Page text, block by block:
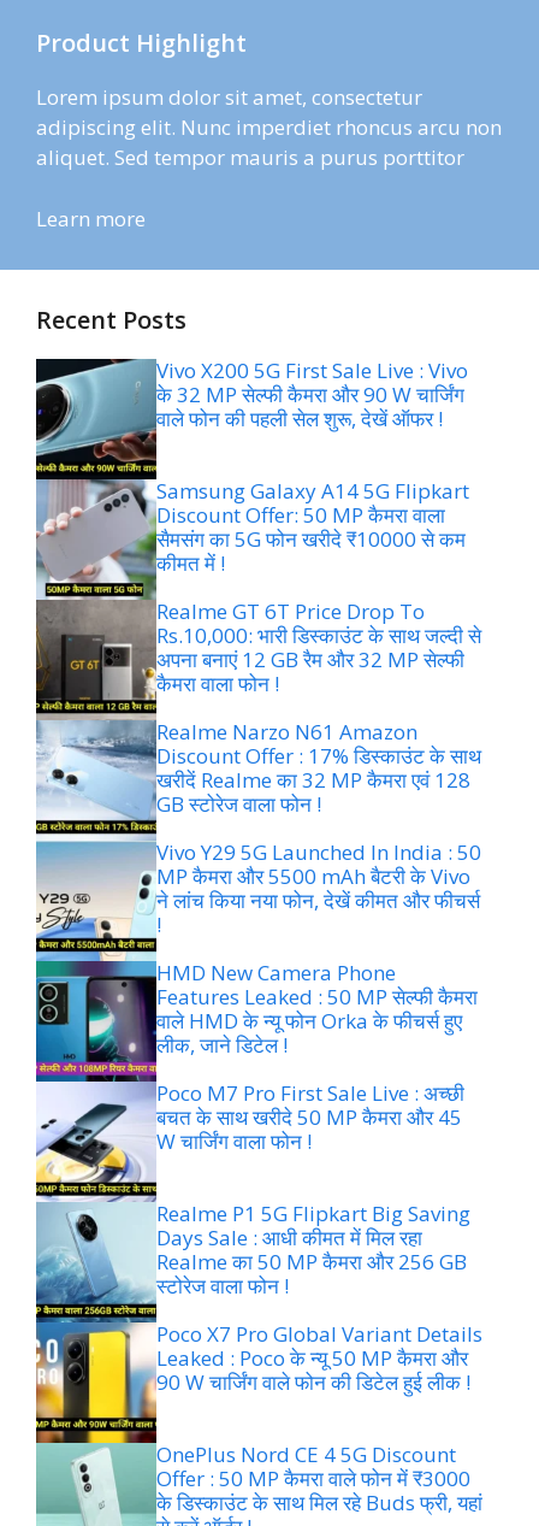
Product Highlight
Lorem ipsum dolor sit amet, consectetur
adipiscing elit. Nunc imperdiet rhoncus arcu non
aliquet. Sed tempor mauris a purus porttitor
Learn more
Recent Posts
Vivo X200 5G First Sale Live : Vivo
के 32 MP सेल्फी कैमरा और 90 W चार्जिंग
वाले फोन की पहली सेल शुरू, देखें ऑफर !
Samsung Galaxy A14 5G Flipkart
Discount Offer: 50 MP कैमरा वाला
सैमसंग का 5G फोन खरीदे ₹10000 से कम
कीमत में !
Realme GT 6T Price Drop To
Rs.10,000: भारी डिस्काउंट के साथ जल्दी से
अपना बनाएं 12 GB रैम और 32 MP सेल्फी
कैमरा वाला फोन !
Realme Narzo N61 Amazon
Discount Offer : 17% डिस्काउंट के साथ
खरीदें Realme का 32 MP कैमरा एवं 128
GB स्टोरेज वाला फोन !
Vivo Y29 5G Launched In India : 50
MP कैमरा और 5500 mAh बैटरी के Vivo
ने लांच किया नया फोन, देखें कीमत और फीचर्स
!
HMD New Camera Phone
Features Leaked : 50 MP सेल्फी कैमरा
वाले HMD के न्यू फोन Orka के फीचर्स हुए
लीक, जाने डिटेल !
Poco M7 Pro First Sale Live : अच्छी
बचत के साथ खरीदे 50 MP कैमरा और 45
W चार्जिंग वाला फोन !
Realme P1 5G Flipkart Big Saving
Days Sale : आधी कीमत में मिल रहा
Realme का 50 MP कैमरा और 256 GB
स्टोरेज वाला फोन !
Poco X7 Pro Global Variant Details
Leaked : Poco के न्यू 50 MP कैमरा और
90 W चार्जिंग वाले फोन की डिटेल हुई लीक !
OnePlus Nord CE 4 5G Discount
Offer : 50 MP कैमरा वाले फोन में ₹3000
के डिस्काउंट के साथ मिल रहे Buds फ्री, यहां